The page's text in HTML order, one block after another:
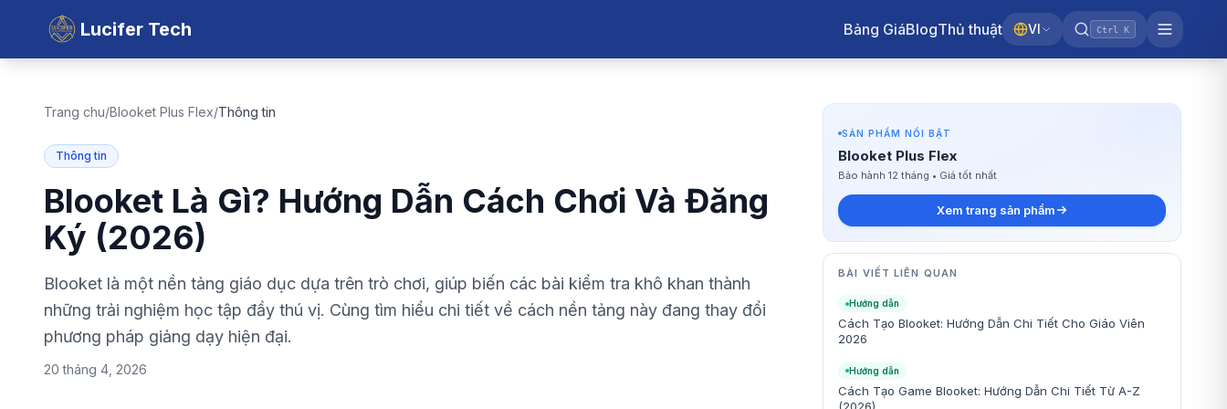
Lucifer Tech Bảng GiáBlogThủ thuật VI Ctrl K
Trang chu/Blooket Plus Flex/Thông tin
Thông tin
Blooket Là Gì? Hướng Dẫn Cách Chơi Và Đăng
Ký (2026)
Blooket là một nền tảng giáo dục dựa trên trò chơi, giúp biến các bài kiểm tra khô khan thành
những trải nghiệm học tập đầy thú vị. Cùng tìm hiểu chi tiết về cách nền tảng này đang thay đổi
phương pháp giảng dạy hiện đại.
20 tháng 4, 2026
SẢN PHẨM NỔI BẬT
Blooket Plus Flex
Bảo hành 12 tháng • Giá tốt nhất
Xem trang sản phẩm
BÀI VIẾT LIÊN QUAN
Hướng dẫn
Cách Tạo Blooket: Hướng Dẫn Chi Tiết Cho Giáo Viên
2026
Hướng dẫn
Cách Tạo Game Blooket: Hướng Dẫn Chi Tiết Từ A-Z
(2026)